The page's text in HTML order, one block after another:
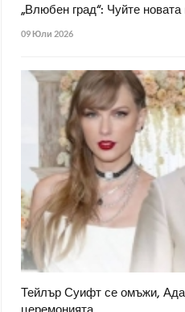
„Влюбен град“: Чуйте
09 Юли 2026
Тейлър Суифт се омъжи,